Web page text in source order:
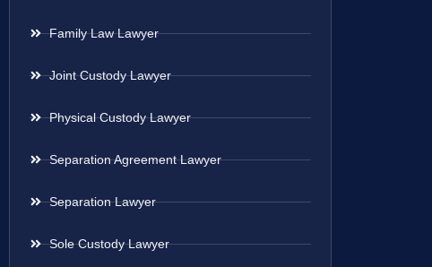
Family Law Lawyer
Joint Custody Lawyer
Physical Custody Lawyer
Separation Agreement Lawyer
Separation Lawyer
Sole Custody Lawyer